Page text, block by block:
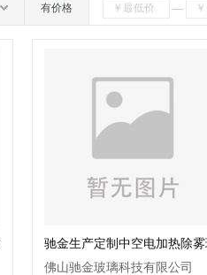
有价格 —
驰金生产定制中空电加热除
璃门 适配鲜花保鲜柜 清晰透
佛山驰金玻璃科技有限公司